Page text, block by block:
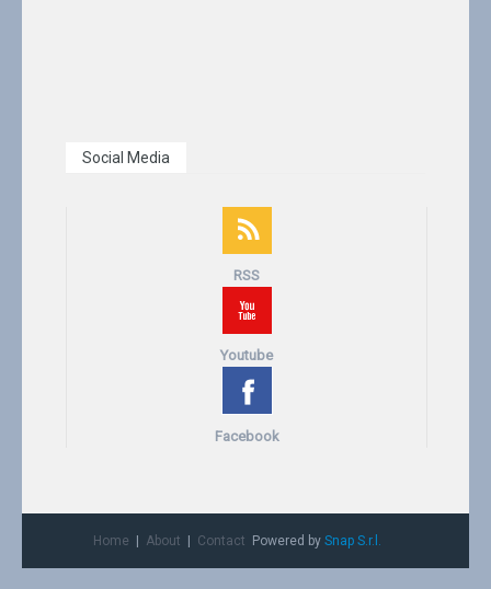
Social Media
RSS
Youtube
Facebook
Home About Contact Powered by Snap S.r.l.